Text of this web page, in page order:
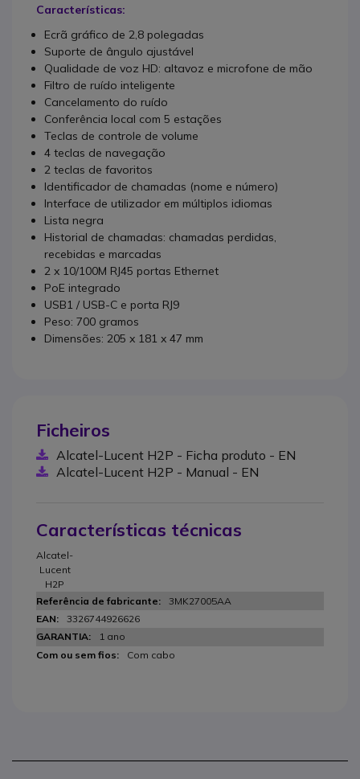
Características:
Ecrã gráfico de 2,8 polegadas
Suporte de ângulo ajustável
Qualidade de voz HD: altavoz e microfone de mão
Filtro de ruído inteligente
Cancelamento do ruído
Conferência local com 5 estações
Teclas de controle de volume
4 teclas de navegação
2 teclas de favoritos
Identificador de chamadas (nome e número)
Interface de utilizador em múltiplos idiomas
Lista negra
Historial de chamadas: chamadas perdidas,
recebidas e marcadas
2 x 10/100M RJ45 portas Ethernet
PoE integrado
USB1 / USB-C e porta RJ9
Peso: 700 gramos
Dimensões: 205 x 181 x 47 mm
Ficheiros
Alcatel-Lucent H2P - Ficha produto - EN
Alcatel-Lucent H2P - Manual - EN
Características técnicas
Alcatel-
Lucent
H2P
3MK27005AA
3326744926626
1 ano
Com cabo